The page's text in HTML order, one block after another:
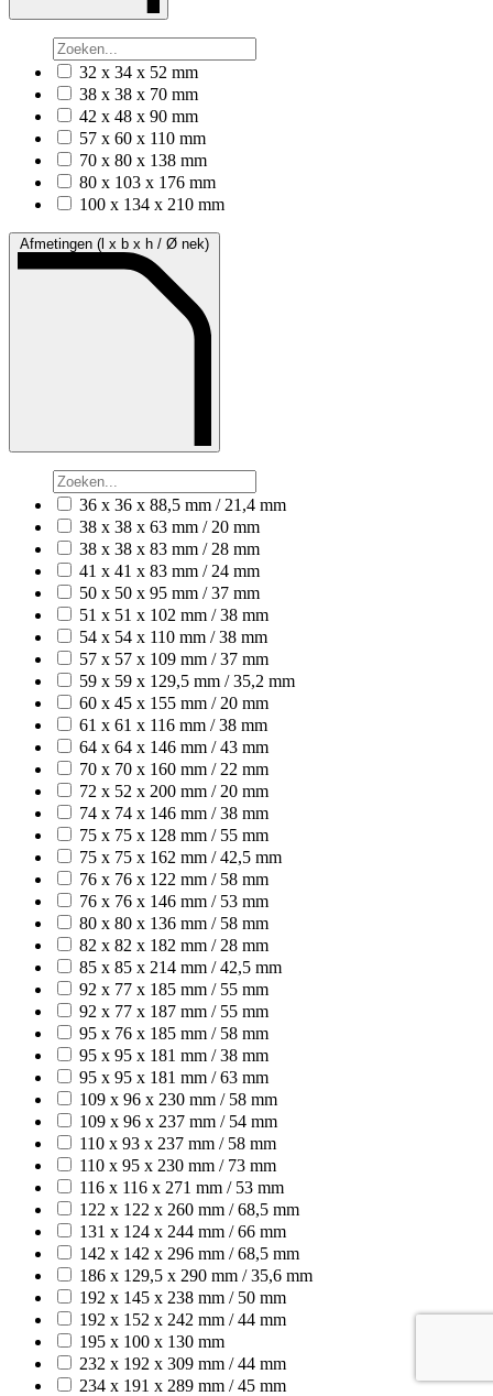
32 x 34 x 52 mm
38 x 38 x 70 mm
42 x 48 x 90 mm
57 x 60 x 110 mm
70 x 80 x 138 mm
80 x 103 x 176 mm
100 x 134 x 210 mm
Afmetingen (l x b x h / Ø nek)
36 x 36 x 88,5 mm / 21,4 mm
38 x 38 x 63 mm / 20 mm
38 x 38 x 83 mm / 28 mm
41 x 41 x 83 mm / 24 mm
50 x 50 x 95 mm / 37 mm
51 x 51 x 102 mm / 38 mm
54 x 54 x 110 mm / 38 mm
57 x 57 x 109 mm / 37 mm
59 x 59 x 129,5 mm / 35,2 mm
60 x 45 x 155 mm / 20 mm
61 x 61 x 116 mm / 38 mm
64 x 64 x 146 mm / 43 mm
70 x 70 x 160 mm / 22 mm
72 x 52 x 200 mm / 20 mm
74 x 74 x 146 mm / 38 mm
75 x 75 x 128 mm / 55 mm
75 x 75 x 162 mm / 42,5 mm
76 x 76 x 122 mm / 58 mm
76 x 76 x 146 mm / 53 mm
80 x 80 x 136 mm / 58 mm
82 x 82 x 182 mm / 28 mm
85 x 85 x 214 mm / 42,5 mm
92 x 77 x 185 mm / 55 mm
92 x 77 x 187 mm / 55 mm
95 x 76 x 185 mm / 58 mm
95 x 95 x 181 mm / 38 mm
95 x 95 x 181 mm / 63 mm
109 x 96 x 230 mm / 58 mm
109 x 96 x 237 mm / 54 mm
110 x 93 x 237 mm / 58 mm
110 x 95 x 230 mm / 73 mm
116 x 116 x 271 mm / 53 mm
122 x 122 x 260 mm / 68,5 mm
131 x 124 x 244 mm / 66 mm
142 x 142 x 296 mm / 68,5 mm
186 x 129,5 x 290 mm / 35,6 mm
192 x 145 x 238 mm / 50 mm
192 x 152 x 242 mm / 44 mm
195 x 100 x 130 mm
232 x 192 x 309 mm / 44 mm
234 x 191 x 289 mm / 45 mm